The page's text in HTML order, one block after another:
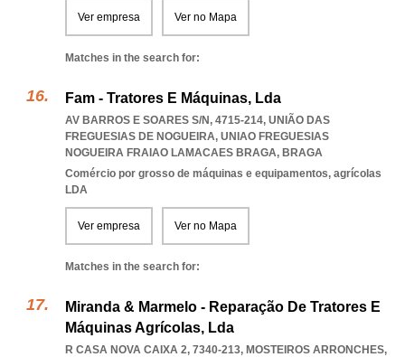
Ver empresa Ver no Mapa
Matches in the search for:
Fam - Tratores E Máquinas, Lda
AV BARROS E SOARES S/N, 4715-214, UNIÃO DAS
FREGUESIAS DE NOGUEIRA, UNIAO FREGUESIAS
NOGUEIRA FRAIAO LAMACAES BRAGA, BRAGA
Comércio por grosso de máquinas e equipamentos, agrícolas
LDA
Ver empresa Ver no Mapa
Matches in the search for:
Miranda & Marmelo - Reparação De Tratores E
Máquinas Agrícolas, Lda
R CASA NOVA CAIXA 2, 7340-213, MOSTEIROS ARRONCHES,